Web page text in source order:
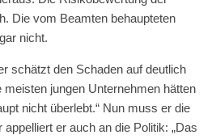
Die vom Beamten behaupteten
nicht.
schätzt den Schaden auf deutlich
meisten jungen Unternehmen hätten
nicht überlebt.“ Nun muss er die
er auch an die Politik: „Das